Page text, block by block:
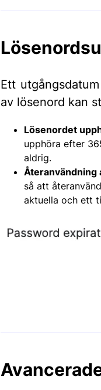
Ett
av lösenord kan
Lösenordet
upphöra efter
aldrig.
Återanvändning
så att
aktuella och ett